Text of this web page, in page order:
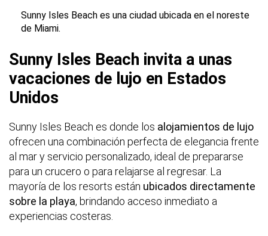
Sunny Isles Beach es una ciudad ubicada en el noreste
de Miami.
Sunny Isles Beach invita a unas
vacaciones de lujo en Estados
Unidos
Sunny Isles Beach es donde los alojamientos de lujo
ofrecen una combinación perfecta de elegancia frente
al mar y servicio personalizado, ideal de prepararse
para un crucero o para relajarse al regresar. La
mayoría de los resorts están ubicados directamente
sobre la playa, brindando acceso inmediato a
experiencias costeras.